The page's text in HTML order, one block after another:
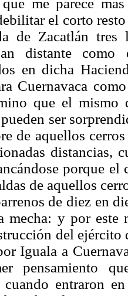
el corto
de Zacatlán tres
distante
en dicha
Cuernavaca
que el mismo
ser
de aquellos
distancias,
porque
de aquellos
de diez en
mecha: y por este
del ejército
Iguala a
pensamiento
cuando entraron